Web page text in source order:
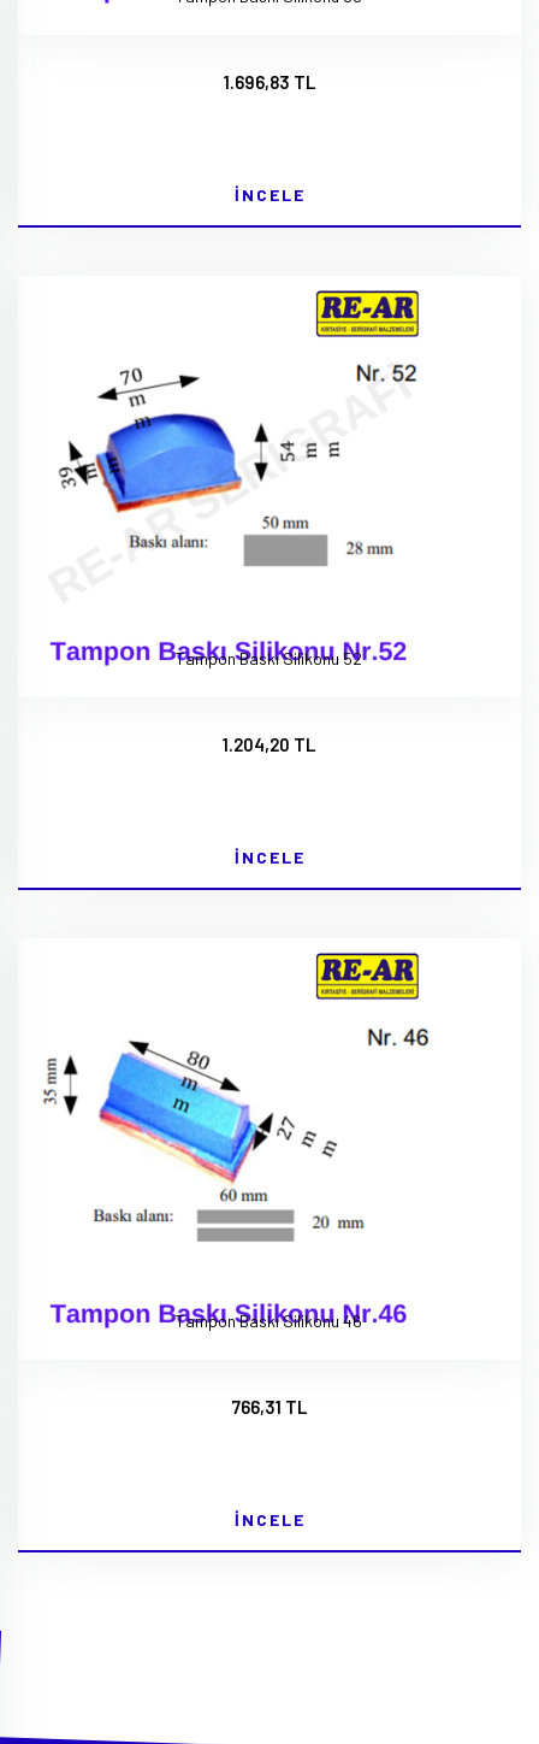
1.696,83 TL
İNCELE
Tampon Baskı Silikonu 52
1.204,20 TL
İNCELE
Tampon Baskı Silikonu 46
766,31 TL
İNCELE